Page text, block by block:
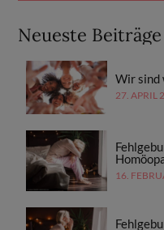
Neueste Beiträge
Wir sind
27. APRIL
16.